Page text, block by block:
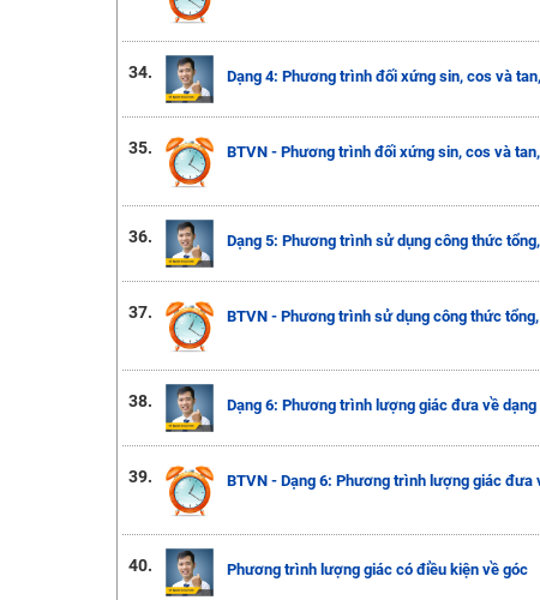
34. Dạng 4: Phương trình đối xứng sin, cos và
35. BTVN - Phương trình đối xứng sin, cos và
36. Dạng 5: Phương trình sử dụng công thức
37. BTVN - Phương trình sử dụng công thức
38. Dạng 6: Phương trình lượng giác đưa về
39. BTVN - Dạng 6: Phương trình lượng giác đưa
40. Phương trình lượng giác có điều kiện về góc